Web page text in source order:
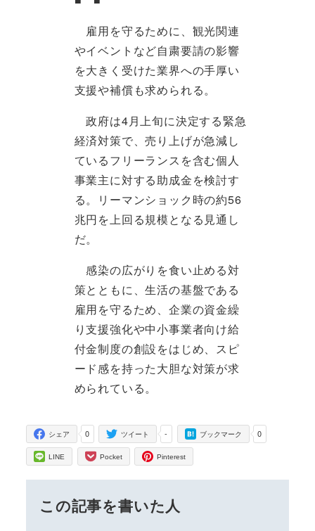
雇用を守るために、観光関連
やイベントなど自粛要請の影響
を大きく受けた業界への手厚い
支援や補償も求められる。
政府は4月上旬に決定する緊急
経済対策で、売り上げが急減し
ているフリーランスを含む個人
事業主に対する助成金を検討す
る。リーマンショック時の約56
兆円を上回る規模となる見通し
だ。
感染の広がりを食い止める対
策とともに、生活の基盤である
雇用を守るため、企業の資金繰
り支援強化や中小事業者向け給
付金制度の創設をはじめ、スピ
ード感を持った大胆な対策が求
められている。
0
シェア -
ツイート 0
ブックマーク
LINE Pocket Pinterest
この記事を書いた人